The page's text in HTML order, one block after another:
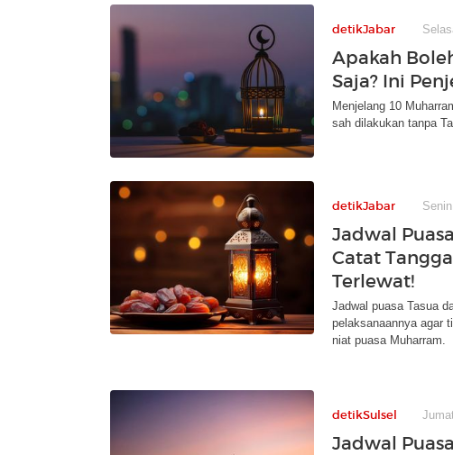
detikJabar
Apakah
Saja? Ini
Menjelang 10
sah dilakukan tanpa
detikJabar
Jadwal
Catat
Terlewat!
Jadwal puasa Tasua
pelaksanaannya agar
niat puasa Muharram.
detikSulsel
Jadwal